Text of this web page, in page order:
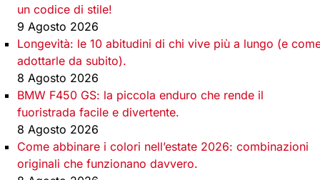
un codice di stile!
9 Agosto 2026
Longevità: le 10 abitudini di chi vive più a lungo (e
adottarle da subito).
8 Agosto 2026
BMW F450 GS: la piccola enduro che rende il
fuoristrada facile e divertente.
8 Agosto 2026
Come abbinare i colori nell’estate 2026: combinazioni
originali che funzionano davvero.